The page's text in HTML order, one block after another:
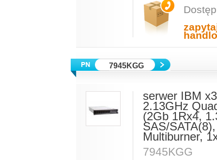
7945KGG
serwer IBM
2.13GHz
(2Gb 1Rx4,
SAS/
Multiburner,
7945KGG